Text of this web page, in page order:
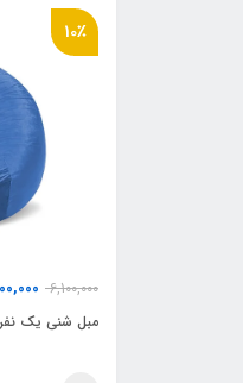
10٪
6,100,000
مبل شنی یک